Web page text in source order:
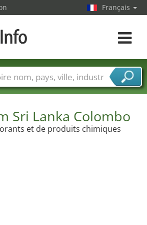
Sri Lanka Colombo
et de produits chimiques
Français
Toggle
Villes
Secteurs de foire